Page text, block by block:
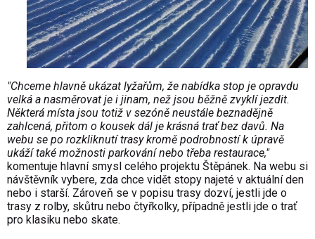
"Chceme hlavně ukázat lyžařům, že nabídka stop je opravdu
velká a nasměrovat je i jinam, než jsou běžně zvyklíjezdit.
Některá místa jsou totiž v sezóně neustále beznadějně
zahlcená, přitom o kousek dál je krásná trať bez davů. Na
webu se po rozkliknutítrasy kromě podrobnostík úpravě
ukážítaké možnosti parkovánínebo třeba restaurace,"
komentuje hlavnísmysl celého projektu Štěpánek. Na webu si
návštěvník vybere, zda chce vidět stopy najeté v aktuálníden
nebo i starší. Zároveň se v popisu trasy dozví, jestli jde o
trasy z rolby, skůtru nebo čtyřkolky, případně jestli jde o trať
pro klasiku nebo skate.